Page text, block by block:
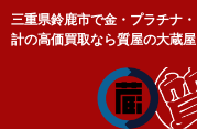
三重県鈴鹿市で金・プラチナ
計の高価買取なら質屋の大蔵屋